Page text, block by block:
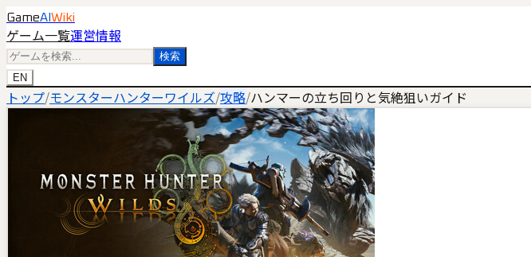
GameAI Wiki
ゲーム一覧運営情報
検索
EN
トップ/モンスターハンターワイルズ/攻略/ハンマーの立ち回りと気絶狙いガイド